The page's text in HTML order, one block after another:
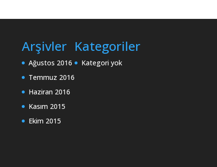
Arşivler
Ağustos 2016
Temmuz 2016
Haziran 2016
Kasım 2015
Ekim 2015
Kategoriler
Kategori yok